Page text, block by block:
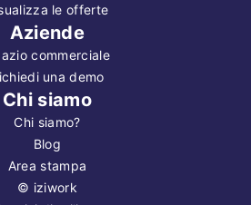
le offerte
Aziende
commerciale
una demo
Chi siamo
Chi siamo?
Blog
Area stampa
© iziwork